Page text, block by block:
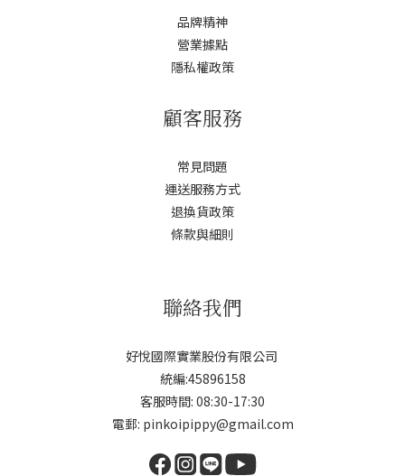
品牌精神
營業據點
隱私權政策
顧客服務
常見問題
運送服務方式
退換貨政策
條款與細則
聯絡我們
好悅國際實業股份有限公司
統編:45896158
客服時間: 08:30-17:30
電郵: pinkoipippy@gmail.com